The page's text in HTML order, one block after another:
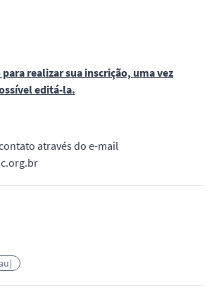
realizar sua inscrição, uma vez
editá-la.
através do e-mail